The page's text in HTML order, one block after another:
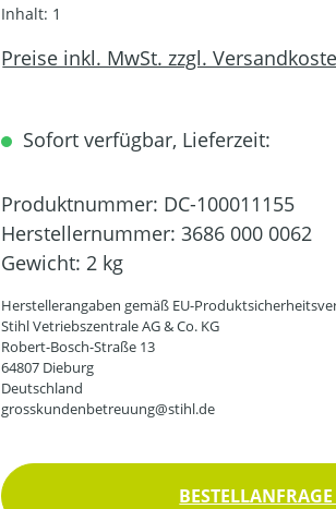
Inhalt: 1
Preise inkl. MwSt. zzgl.
Sofort verfügbar, Lieferzeit:
Produktnummer: DC-100011155
Herstellernummer: 3686 000 0062
Gewicht: 2 kg
Herstellerangaben gemäß EU-
Stihl Vetriebszentrale AG & Co. KG
Robert-Bosch-Straße 13
64807 Dieburg
Deutschland
grosskundenbetreuung@stihl.de